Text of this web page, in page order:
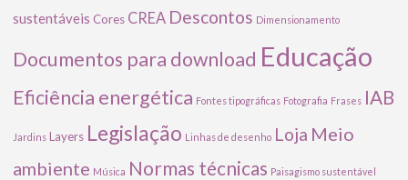
sustentáveis Cores CREA Descontos Dimensionamento
Documentos para download Educação
Eficiência energética Fontes tipográficas Fotografia Frases IAB
Jardins Layers Legislação Linhas de desenho Loja Meio
ambiente Música Normas técnicas Paisagismo sustentável